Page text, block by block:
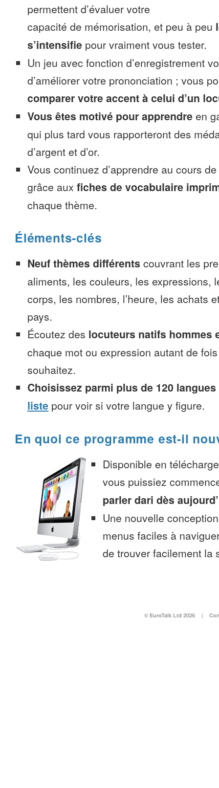
permettent d’évaluer votre
capacité de mémorisation, et peu à peu
s’intensifie pour vraiment vous tester.
Un jeu avec fonction d’enregistrement
d’améliorer votre prononciation ; vous
comparer votre accent à celui d’un
Vous êtes motivé pour apprendre en
qui plus tard vous rapporteront des
d’argent et d’or.
Vous continuez d’apprendre au cours
grâce aux fiches de vocabulaire
chaque thème.
Éléments-clés
Neuf thèmes différents couvrant les
aliments, les couleurs, les expressions,
corps, les nombres, l’heure, les achats
pays.
Écoutez des locuteurs natifs hommes
chaque mot ou expression autant de
souhaitez.
Choisissez parmi plus de 120 langues
liste pour voir si votre langue y figure.
En quoi ce programme est-il
Disponible en
vous puissiez
parler dari dès
Une nouvelle
menus faciles à
de trouver facilement la
© EuroTalk Ltd 2026 |